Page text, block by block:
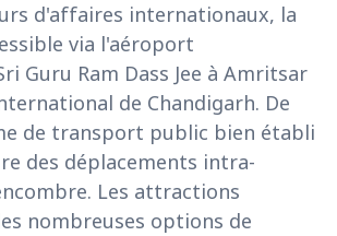
d'affaires internationaux, la
via l'aéroport
Guru Ram Dass Jee à Amritsar
de Chandigarh. De
de transport public bien établi
des déplacements intra-
Les attractions
nombreuses options de